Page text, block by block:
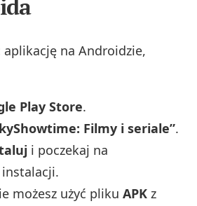
na Androidzie,
Play Store.
Filmy i seriale”.
i poczekaj na
możesz użyć plikuAPK z